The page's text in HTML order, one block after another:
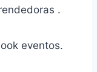
.
eventos.